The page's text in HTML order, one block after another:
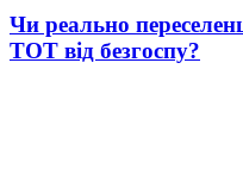
Чи реально
ТОТ від безгоспу?